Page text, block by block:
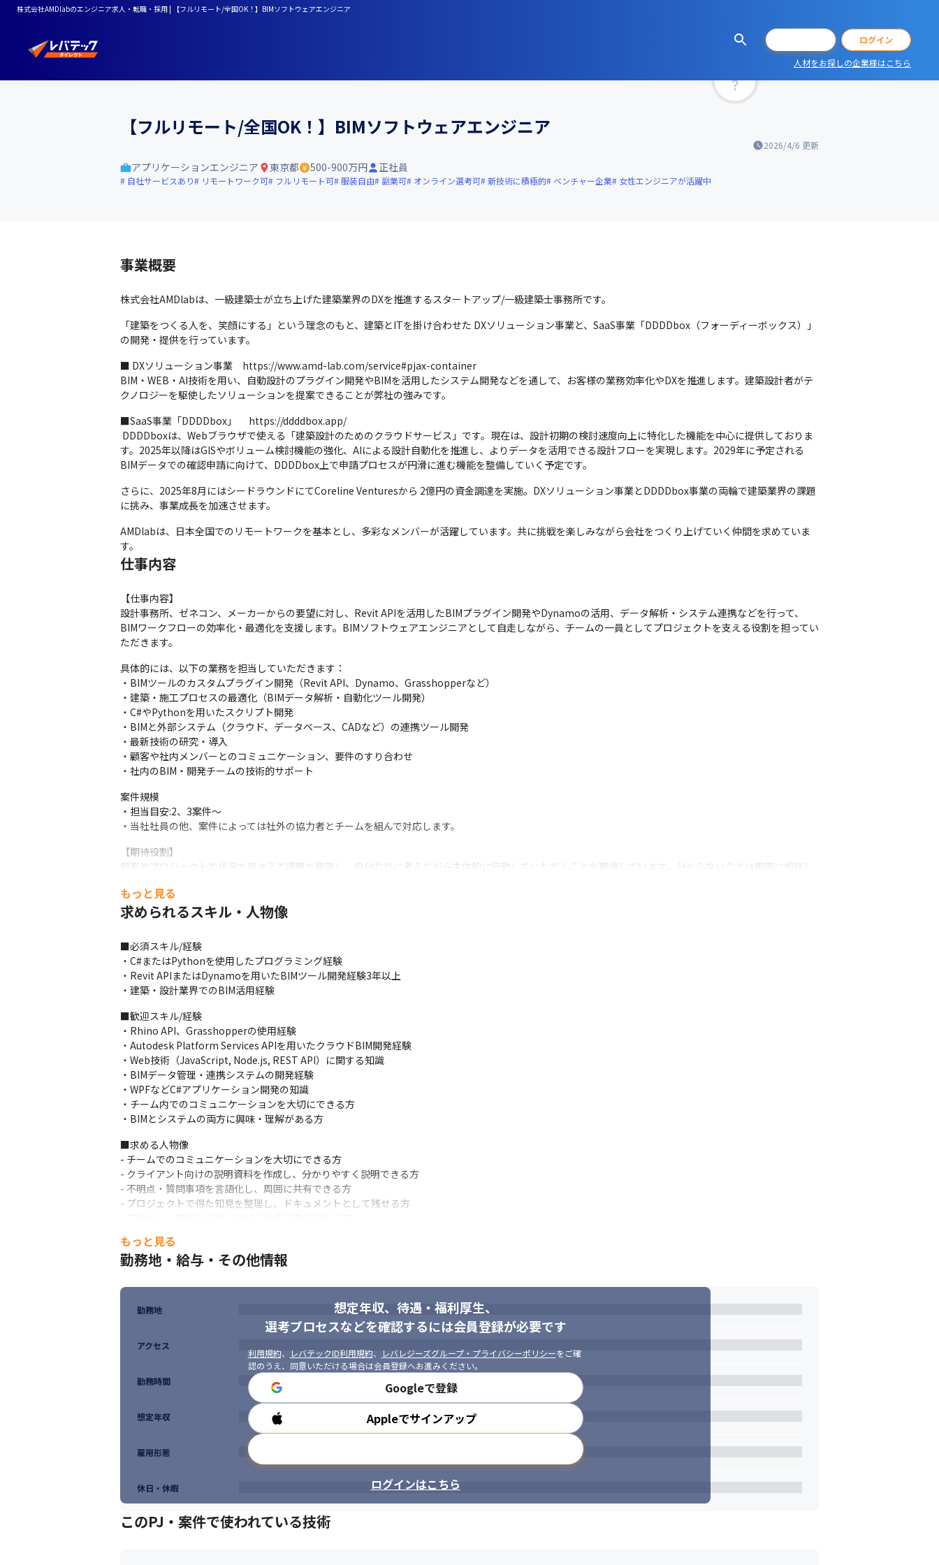
株式会社AMDlabのエンジニア求人・転職・採用 | 【フルリモート/全国OK！】BIMソフトウェアエンジニア
ログイン
人材をお探しの企業様はこちら
【フルリモート/全国OK！】BIMソフトウェアエンジニア
2026/4/6 更新
アプリケーションエンジニア 東京都 500-900万円 正社員
自社サービスあり リモートワーク可 フルリモート可 服装自由 副業可 オンライン選考可 新技術に積極的 ベンチャー企業 女性エンジニアが活躍中
事業概要
株式会社AMDlabは、一級建築士が立ち上げた建築業界のDXを推進するスタートアップ/一級建築士事務所です。
「建築をつくる人を、笑顔にする」という理念のもと、建築とITを掛け合わせた DXソリューション事業と、SaaS事業「DDDDbox（フォーディーボックス）」
の開発・提供を行っています。
■ DXソリューション事業　https://www.amd-lab.com/service#pjax-container
BIM・WEB・AI技術を用い、自動設計のプラグイン開発やBIMを活用したシステム開発などを通して、お客様の業務効率化やDXを推進します。建築設計者がテ
クノロジーを駆使したソリューションを提案できることが弊社の強みです。
■SaaS事業「DDDDbox」　 https://ddddbox.app/
す。2025年以降はGISやボリューム検討機能の強化、AIによる設計自動化を推進し、よりデータを活用できる設計フローを実現します。2029年に予定される
BIMデータでの確認申請に向けて、DDDDbox上で申請プロセスが円滑に進む機能を整備していく予定です。
さらに、2025年8月にはシードラウンドにてCoreline Venturesから 2億円の資金調達を実施。DXソリューション事業とDDDDbox事業の両輪で建築業界の課題
に挑み、事業成長を加速させます。
AMDlabは、日本全国でのリモートワークを基本とし、多彩なメンバーが活躍しています。共に挑戦を楽しみながら会社をつくり上げていく仲間を求めていま
す。
仕事内容
【仕事内容】
設計事務所、ゼネコン、メーカーからの要望に対し、Revit APIを活用したBIMプラグイン開発やDynamoの活用、データ解析・システム連携などを行って、
BIMワークフローの効率化・最適化を支援します。BIMソフトウェアエンジニアとして自走しながら、チームの一員としてプロジェクトを支える役割を担ってい
ただきます。
具体的には、以下の業務を担当していただきます：
・BIMツールのカスタムプラグイン開発（Revit API、Dynamo、Grasshopperなど）
・建築・施工プロセスの最適化（BIMデータ解析・自動化ツール開発）
・C#やPythonを用いたスクリプト開発
・BIMと外部システム（クラウド、データベース、CADなど）の連携ツール開発
・最新技術の研究・導入
・顧客や社内メンバーとのコミュニケーション、要件のすり合わせ
・社内のBIM・開発チームの技術的サポート
案件規模
・担当目安:2、3案件～
・当社社員の他、案件によっては社外の協力者とチームを組んで対応します。
【期待役割】
顧客やプロジェクトの状況を踏まえて課題を整理し、自分なりに考えながら主体的に行動していただくことを期待しています。分からないことは周囲に相談し
雰囲気やコミュニケーションを大切にしながら、開発や改善を前向きに進めていく存在として活躍していただきたいと考えています。
【仕事の醍醐味】
われるのは大きなやりがいです。
【言語】
・言語：C#, Python
・モデリング／連携：Rhino, Grasshopper
・クラウド／連携：Autodesk Platform Services, REST API
・その他：Git, GitHub, CI/CD, 各種DB
もっと見る
求められるスキル・人物像
■必須スキル/経験
・C#またはPythonを使用したプログラミング経験
・Revit APIまたはDynamoを用いたBIMツール開発経験3年以上
・建築・設計業界でのBIM活用経験
■歓迎スキル/経験
・Rhino API、Grasshopperの使用経験
・Autodesk Platform Services APIを用いたクラウドBIM開発経験
・Web技術（JavaScript, Node.js, REST API）に関する知識
・BIMデータ管理・連携システムの開発経験
・WPFなどC#アプリケーション開発の知識
・チーム内でのコミュニケーションを大切にできる方
・BIMとシステムの両方に興味・理解がある方
■求める人物像
- チームでのコミュニケーションを大切にできる方
- クライアント向けの説明資料を作成し、分かりやすく説明できる方
- 不明点・質問事項を言語化し、周囲に共有できる方
- プロジェクトで得た知見を整理し、ドキュメントとして残せる方
もっと見る
勤務地・給与・その他情報
想定年収、待遇・福利厚生、
選考プロセスなどを確認するには会員登録が必要です
利用規約、 レバテックID利用規約、 レバレジーズグループ・プライバシーポリシーをご確
認のうえ、同意いただける場合は会員登録へお進みください。
Googleで登録
Appleでサインアップ
ログインはこちら
勤務地
アクセス
勤務時間
想定年収
雇用形態
休日・休暇
このPJ・案件で使われている技術